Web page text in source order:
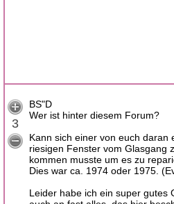
3
BS"D
Wer ist hinter diesem Forum?
Kann sich einer von euch daran
riesigen Fenster vom Glasgang
kommen musste um es zu
Dies war ca. 1974 oder 1975.
Leider habe ich ein super gutes